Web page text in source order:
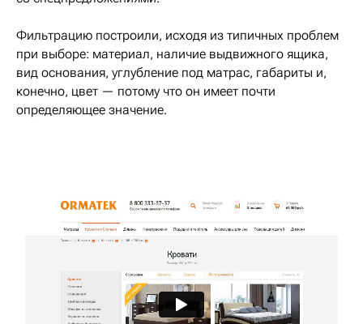
Фильтрацию построили, исходя из типичных проблем
при выборе: материал, наличие выдвижного ящика,
вид основания, углубление под матрас, габариты и,
конечно, цвет — потому что он имеет почти
определяющее значение.